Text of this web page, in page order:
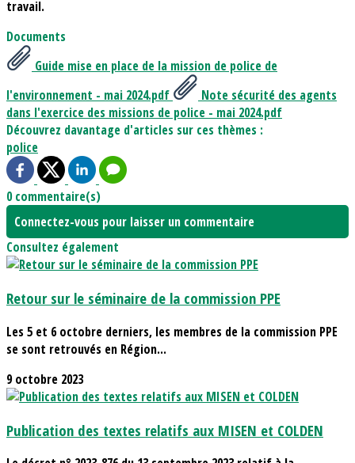
travail.
Documents
Guide mise en place de la mission de police de
l'environnement - mai 2024.pdf
Note sécurité des agents
dans l'exercice des missions de police - mai 2024.pdf
Découvrez davantage d'articles sur ces thèmes :
police
0 commentaire(s)
Connectez-vous pour laisser un commentaire
Consultez également
Retour sur le séminaire de la commission PPE
Les 5 et 6 octobre derniers, les membres de la commission PPE
se sont retrouvés en Région...
9 octobre 2023
Publication des textes relatifs aux MISEN et COLDEN